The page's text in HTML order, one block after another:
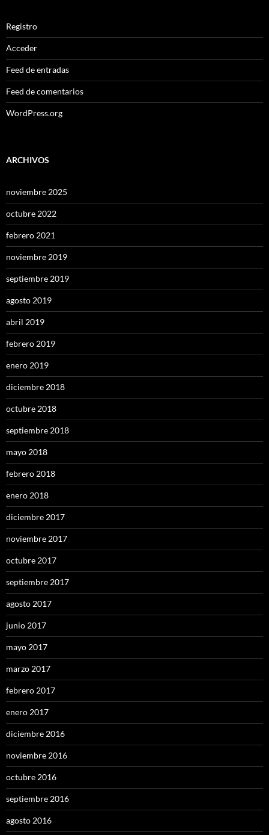
Registro
Acceder
Feed de entradas
Feed de comentarios
WordPress.org
ARCHIVOS
noviembre 2025
octubre 2022
febrero 2021
noviembre 2019
septiembre 2019
agosto 2019
abril 2019
febrero 2019
enero 2019
diciembre 2018
octubre 2018
septiembre 2018
mayo 2018
febrero 2018
enero 2018
diciembre 2017
noviembre 2017
octubre 2017
septiembre 2017
agosto 2017
junio 2017
mayo 2017
marzo 2017
febrero 2017
enero 2017
diciembre 2016
noviembre 2016
octubre 2016
septiembre 2016
agosto 2016